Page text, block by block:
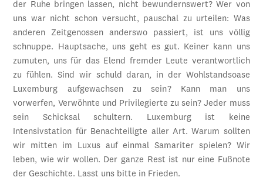
der Ruhe bringen lassen, nicht bewundernswert? Wer von
uns war nicht schon versucht, pauschal zu urteilen: Was
anderen Zeitgenossen anderswo passiert, ist uns völlig
schnuppe. Hauptsache, uns geht es gut. Keiner kann uns
zumuten, uns für das Elend fremder Leute verantwortlich
zu fühlen. Sind wir schuld daran, in der Wohlstandsoase
Luxemburg aufgewachsen zu sein? Kann man uns
vorwerfen, Verwöhnte und Privilegierte zu sein? Jeder muss
sein Schicksal schultern. Luxemburg ist keine
Intensivstation für Benachteiligte aller Art. Warum sollten
wir mitten im Luxus auf einmal Samariter spielen? Wir
leben, wie wir wollen. Der ganze Rest ist nur eine Fußnote
der Geschichte. Lasst uns bitte in Frieden.